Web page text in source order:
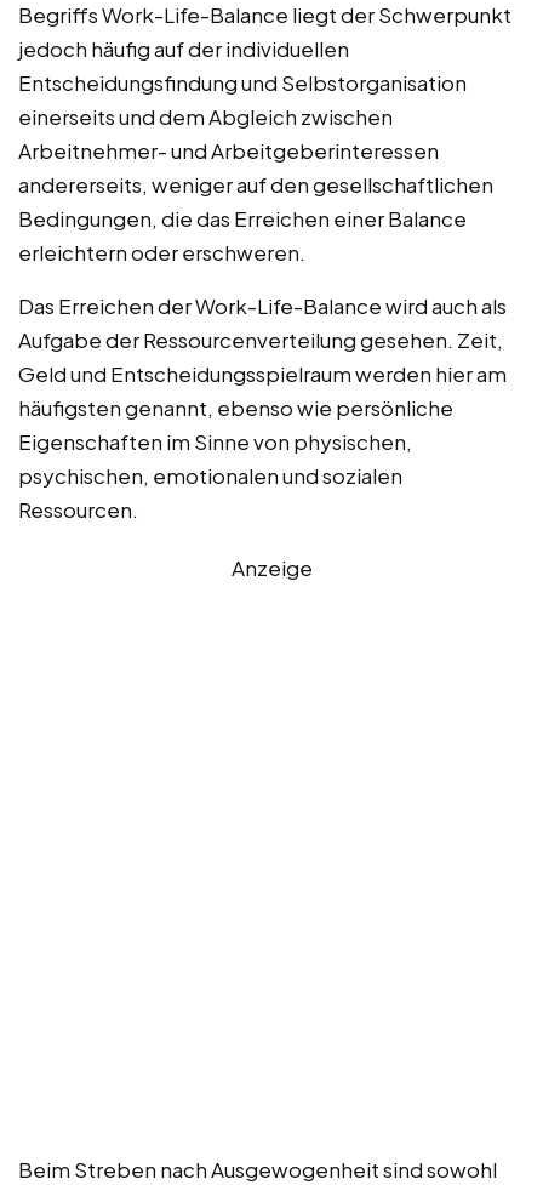
Begriffs Work-Life-Balance liegt der Schwerpunkt
jedoch häufig auf der individuellen
Entscheidungsfindung und Selbstorganisation
einerseits und dem Abgleich zwischen
Arbeitnehmer- und Arbeitgeberinteressen
andererseits, weniger auf den gesellschaftlichen
Bedingungen, die das Erreichen einer Balance
erleichtern oder erschweren.
Das Erreichen der Work-Life-Balance wird auch als
Aufgabe der Ressourcenverteilung gesehen. Zeit,
Geld und Entscheidungsspielraum werden hier am
häufigsten genannt, ebenso wie persönliche
Eigenschaften im Sinne von physischen,
psychischen, emotionalen und sozialen
Ressourcen.
Anzeige
Beim Streben nach Ausgewogenheit sind sowohl